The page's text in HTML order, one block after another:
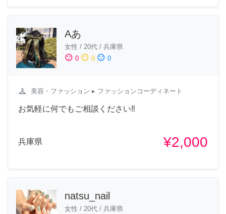
Aあ
女性 / 20代 / 兵庫県
sentiment_satisfied 0 sentiment_neutral 0 sentiment_dissatisfied 0
checkroom 美容・ファッション ▸ ファッションコーディネート
お気軽に何でもご相談ください‼︎
兵庫県 ¥2,000
natsu_nail
女性 / 20代 / 兵庫県